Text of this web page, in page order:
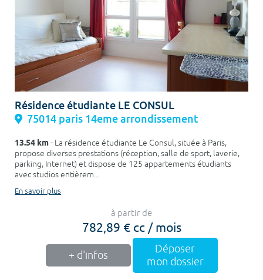
Résidence étudiante LE CONSUL
75014 paris 14eme arrondissement
13.54 km- La résidence étudiante Le Consul, située à Paris,
propose diverses prestations (réception, salle de sport, laverie,
parking, Internet) et dispose de 125 appartements étudiants
avec studios entièrem...
En savoir plus
à partir de
782,89 € cc / mois
+ d'infos
Déposer
mon dossier